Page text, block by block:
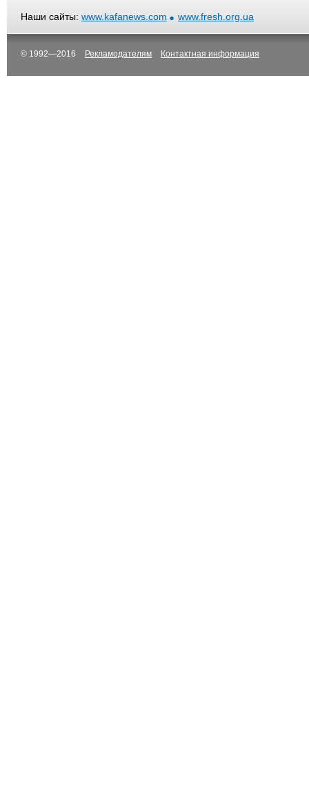
Наши сайты: www.kafanews.com www.fresh.org.ua
© 1992—2016 Рекламодателям Контактная информация